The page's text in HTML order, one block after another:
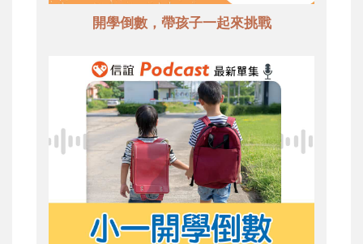
開學倒數，帶孩子一起來挑戰